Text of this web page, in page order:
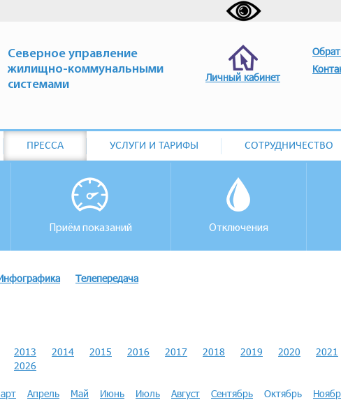
Северное управление
жилищно-коммунальными
системами
Личный кабинет
ПРЕССА УСЛУГИ И ТАРИФЫ СОТРУДНИЧЕСТВО
Приём показаний Отключения
Телепередача
2013 2014 2015 2016 2017 2018 2019 2020 2021
2026
Апрель Май Июнь Июль Август Сентябрь Октябрь